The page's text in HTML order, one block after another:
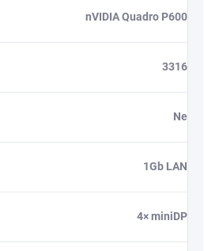
nVIDIA Quadro P600
3316
Ne
1Gb LAN
4× miniDP